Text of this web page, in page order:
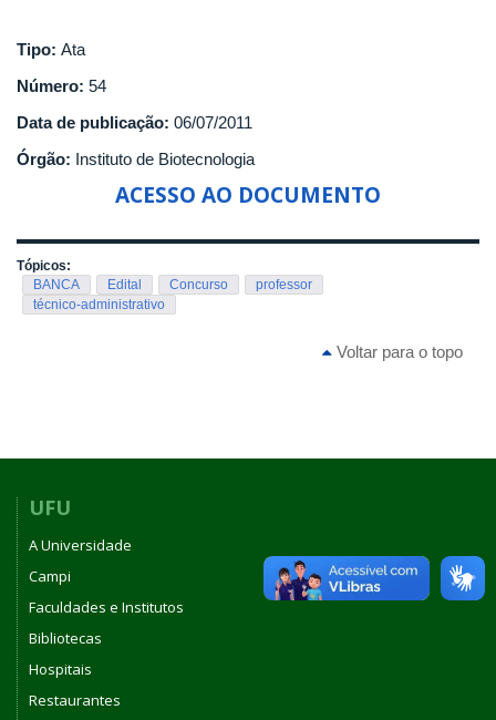
Tipo: Ata
Número: 54
Data de publicação: 06/07/2011
Órgão: Instituto de Biotecnologia
ACESSO AO DOCUMENTO
Tópicos:
BANCA
Edital Concurso
professor
técnico-administrativo
Voltar para o topo
UFU
A Universidade
Campi
Faculdades e Institutos
Bibliotecas
Hospitais
Restaurantes